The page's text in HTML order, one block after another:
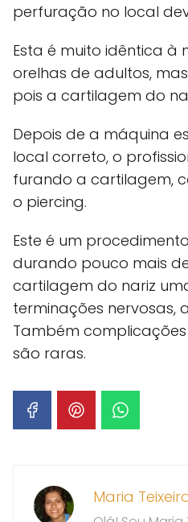
perfuração no local
Esta é muito idêntica à
orelhas de adultos,
pois a cartilagem do
Depois de a máquina
local correto, o
furando a cartilagem,
o piercing.
Este é um
durando pouco mais
cartilagem do nariz
terminações nervosas,
Também
são raras.
Maria